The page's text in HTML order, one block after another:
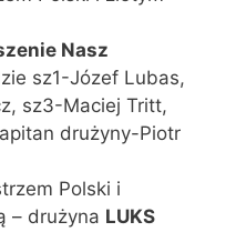
Nasz
sz1-Józef Lubas,
sz3-Maciej Tritt,
drużyny-Piotr
Polski i
– drużyna LUKS